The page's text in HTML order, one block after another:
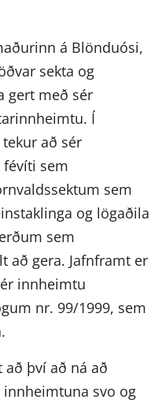
á Blönduósi,
sekta og
gert með sér
Í
að sér
sem
sem
og lögaðila
sem
að gera. Jafnframt er
innheimtu
nr. 99/1999, sem
því að ná að
svo og